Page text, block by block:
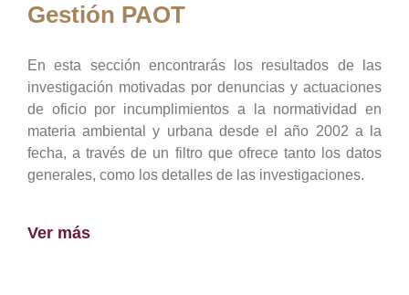
Gestión PAOT
En esta sección encontrarás los resultados de las
investigación motivadas por denuncias y actuaciones
de oficio por incumplimientos a la normatividad en
materia ambiental y urbana desde el año 2002 a la
fecha, a través de un filtro que ofrece tanto los datos
generales, como los detalles de las investigaciones.
Ver más